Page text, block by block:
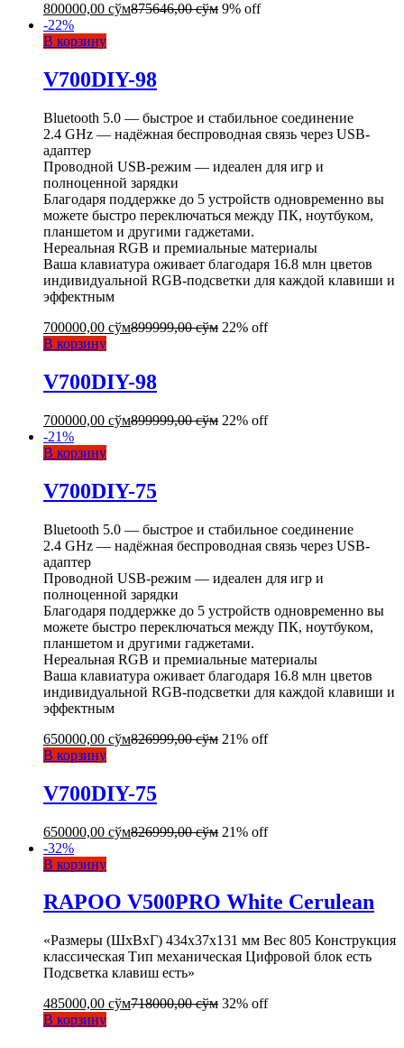
800000,00 сўм875646,00сўм 9% off
-22%
В корзину
V700DIY-98
Bluetooth 5.0 — быстрое и стабильное соединение
2.4 GHz — надёжная беспроводная связь через USB-
адаптер
Проводной USB-режим — идеален для игр и
полноценной зарядки
Благодаря поддержке до 5 устройств одновременно вы
можете быстро переключаться между ПК, ноутбуком,
планшетом и другими гаджетами.
Нереальная RGB и премиальные материалы
Ваша клавиатура оживает благодаря 16.8 млн цветов
индивидуальной RGB-подсветки для каждой клавиши и
эффектным
700000,00 сўм899999,00сўм 22% off
В корзину
V700DIY-98
700000,00 сўм899999,00сўм 22% off
-21%
В корзину
V700DIY-75
Bluetooth 5.0 — быстрое и стабильное соединение
2.4 GHz — надёжная беспроводная связь через USB-
адаптер
Проводной USB-режим — идеален для игр и
полноценной зарядки
Благодаря поддержке до 5 устройств одновременно вы
можете быстро переключаться между ПК, ноутбуком,
планшетом и другими гаджетами.
Нереальная RGB и премиальные материалы
Ваша клавиатура оживает благодаря 16.8 млн цветов
индивидуальной RGB-подсветки для каждой клавиши и
эффектным
650000,00 сўм826999,00сўм 21% off
В корзину
V700DIY-75
650000,00 сўм826999,00сўм 21% off
-32%
В корзину
RAPOO V500PRO White Cerulean
«Размеры (ШxВxГ) 434x37x131 мм Вес 805 Конструкция
классическая Тип механическая Цифровой блок есть
Подсветка клавиш есть»
485000,00 сўм718000,00сўм 32% off
В корзину